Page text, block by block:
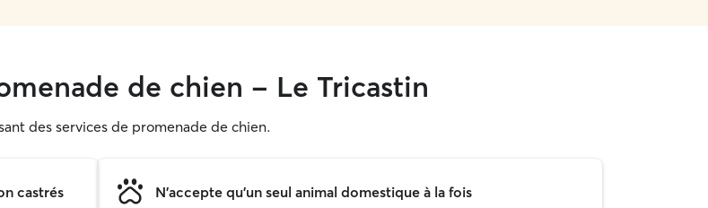
de chien - Le Tricastin
des services de promenade de chien.
castrés N'accepte qu'un seul animal domestique à la fois